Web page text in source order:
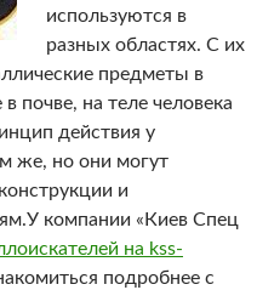
используются в
разных областях. С их
предметы в
почве, на теле человека
действия у
же, но они могут
и
У компании «Киев Спец
на kss-
подробнее с